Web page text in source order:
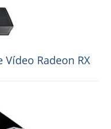
Vídeo Radeon RX